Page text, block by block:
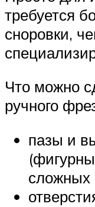
требуется
сноровки,
Что можно
ручного
пазы и